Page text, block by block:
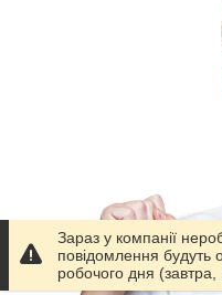
Зараз у компанії
повідомлення будуть
робочого дня (завтра,